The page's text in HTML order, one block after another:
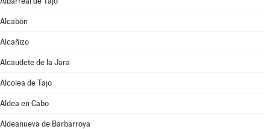
Alcabón
Alcañizo
Alcaudete de la Jara
Alcolea de Tajo
Aldea en Cabo
Aldeanueva de Barbarroya